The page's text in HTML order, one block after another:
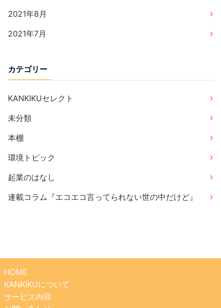
2021年8月
2021年7月
カテゴリー
KANKIKUセレクト
未分類
本棚
環境トピック
起業のはなし
連載コラム『エコエコ言ってられない世の中だけど』
HOME
KANKIKUについて
サービス内容